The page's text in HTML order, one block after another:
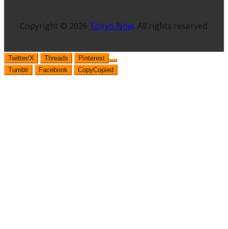
Copyright © 2026 Tokyo Now. All rights reserved.
Twitter/X Threads
Pinterest
Tumblr
Facebook CopyCopied